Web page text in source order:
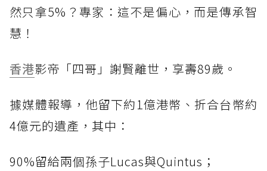
然只拿5%？專家：這不是偏心，而是傳承智
慧！
香港影帝「四哥」謝賢離世，享壽89歲。
據媒體報導，他留下約1億港幣、折合台幣約
4億元的遺產，其中：
90%留給兩個孫子Lucas與Quintus；